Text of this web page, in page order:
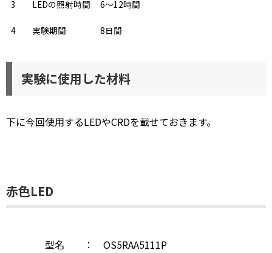
3 LEDの照射時間 6～12時間
4 実験期間 8日間
実験に使用した材料
下に今回使用するLEDやCRDを載せておきます。
赤色LED
型名 ： OS5RAA5111P